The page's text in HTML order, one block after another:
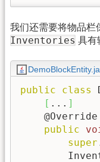
我们还需要将物品栏
Inventories 具有
public class
[ ... ]
    @Override
public
super